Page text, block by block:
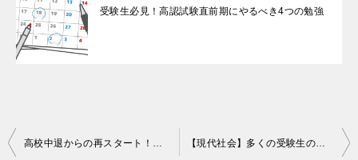
受験生必見！高認試験直前期にやるべき4つの勉強
投
高校中退からの再スタート！中退したからって終わりじゃない！ 【現代社会】多くの受験生の悩みのタネ「制限時間内に終わらない！」を解消する２つの方法